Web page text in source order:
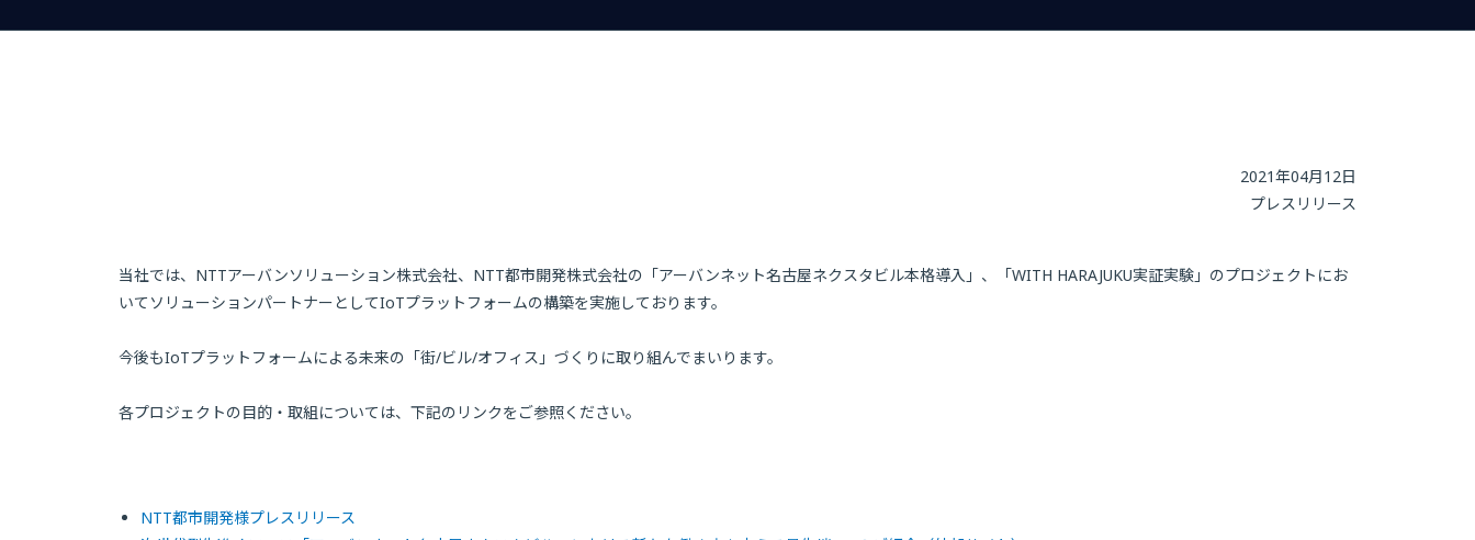
2021年04月12日
プレスリリース
当社では、NTTアーバンソリューション株式会社、NTT都市開発株式会社の「アーバンネット名古屋ネクスタビル本格導入」、「WITH HARAJUKU実証実験」のプロジェクトにお
いてソリューションパートナーとしてIoTプラットフォームの構築を実施しております。
今後もIoTプラットフォームによる未来の「街/ビル/オフィス」づくりに取り組んでまいります。
各プロジェクトの目的・取組については、下記のリンクをご参照ください。
NTT都市開発様プレスリリース